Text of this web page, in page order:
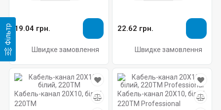
Фільтр 19.04 грн.
Швидке замовлення
22.62 грн.
Швидке замовлення
Кабель-канал 20X10, білий,
220ТМ
Кабель-канал 20X10, білий,
220ТМ Professional